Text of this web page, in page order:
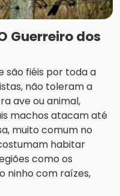
Guerreiro dos
são fiéis por toda a
não toleram a
ave ou animal,
machos atacam até
muito comum no
habitar
como os
ninho com raízes,